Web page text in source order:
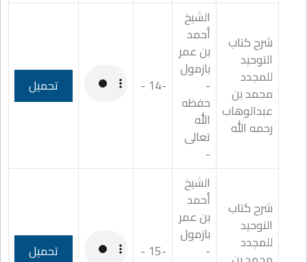
شرح كتاب
التوحيد
للمجدد
محمد بن
عبدالوهاب
رحمه الله
الشيخ
أحمد
بن عمر
بازمول
-
حفظه
الله
تعالى
-
-14 - تحميل
شرح كتاب
التوحيد
للمجدد
الشيخ
أحمد
بن عمر
بازمول
-
-15 - تحميل